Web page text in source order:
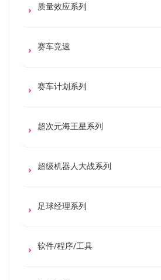
质量效应系列
赛车竞速
赛车计划系列
超次元海王星系列
超级机器人大战系列
足球经理系列
软件/程序/工具